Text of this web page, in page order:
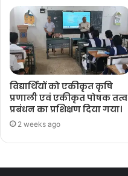
विद्यार्थियों को एकीकृत कृषि
प्रणाली एवं एकीकृत पोषक तत्व
प्रबंधन का प्रशिक्षण दिया गया।
2 weeks ago